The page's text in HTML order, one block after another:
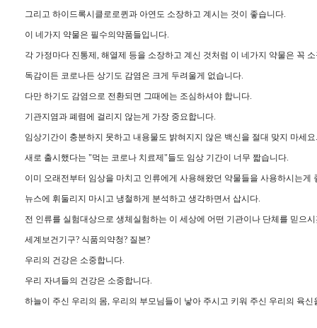
그리고 하이드록시클로로퀸과 아연도 소장하고 계시는 것이 좋습니다.
이 네가지 약물은 필수의약품들입니다.
각 가정마다 진통제, 해열제 등을 소장하고 계신 것처럼 이 네가지 약물은 꼭
독감이든 코로나든 상기도 감염은 크게 두려울게 없습니다.
다만 하기도 감염으로 전환되면 그때에는 조심하셔야 합니다.
기관지염과 폐렴에 걸리지 않는게 가장 중요합니다.
임상기간이 충분하지 못하고 내용물도 밝혀지지 않은 백신을 절대 맞지 마세요.
새로 출시했다는 "먹는 코로나 치료제"들도 임상 기간이 너무 짧습니다.
이미 오래전부터 임상을 마치고 인류에게 사용해왔던 약물들을 사용하시는게
뉴스에 휘둘리지 마시고 냉철하게 분석하고 생각하면서 삽시다.
전 인류를 실험대상으로 생체실험하는 이 세상에 어떤 기관이나 단체를 믿으시
세계보건기구? 식품의약청? 질본?
우리의 건강은 소중합니다.
우리 자녀들의 건강은 소중합니다.
하늘이 주신 우리의 몸, 우리의 부모님들이 낳아 주시고 키워 주신 우리의 육